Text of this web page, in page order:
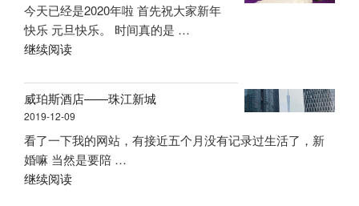
今天已经是2020年啦 首先祝大家新年
快乐 元旦快乐。 时间真的是 …
继续阅读“2020
的
第
一
天
『记
录
威珀斯酒店——珠江新城
2019-12-09
看了一下我的网站，有接近五个月没有记录过生活了，新
婚嘛 当然是要陪 …
继续阅读“威